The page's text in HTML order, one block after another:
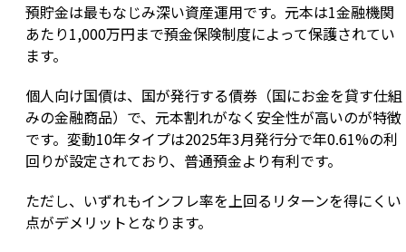
預貯金は最もなじみ深い資産運用です。元本は1金融機関
あたり1,000万円まで預金保険制度によって保護されてい
ます。
個人向け国債は、国が発行する債券（国にお金を貸す仕組
みの金融商品）で、元本割れがなく安全性が高いのが特徴
です。変動10年タイプは2025年3月発行分で年0.61%の利
回りが設定されており、普通預金より有利です。
ただし、いずれもインフレ率を上回るリターンを得にくい
点がデメリットとなります。